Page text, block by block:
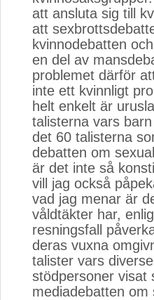
att ansluta sig till
att
kvinnodebatten
en del av
problemet därför
inte ett kvinnligt
helt enkelt är
talisterna vars
det 60 talisterna
debatten om
är det inte så
vill jag också
vad jag menar är
våldtäkter har,
resningsfall
deras vuxna
talister vars
stödpersoner visat
mediadebatten om